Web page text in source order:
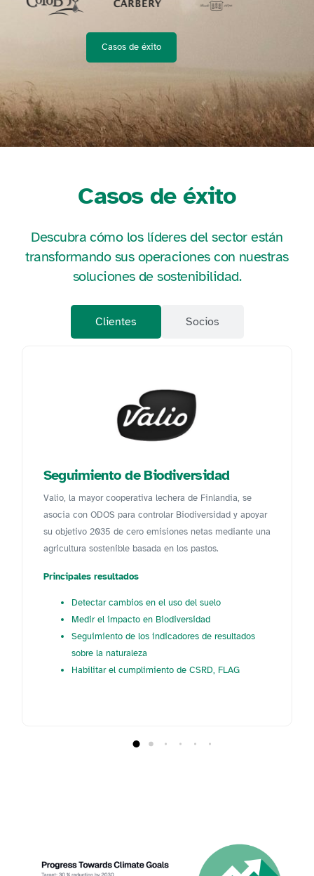
Casos de éxito
Casos de éxito
Descubra cómo los líderes del sector están
transformando sus operaciones con nuestras
soluciones de sostenibilidad.
Clientes Socios
Seguimiento de Biodiversidad
Valio, la mayor cooperativa lechera de Finlandia, se
asocia con ODOS para controlar Biodiversidad y apoyar
su objetivo 2035 de cero emisiones netas mediante una
agricultura sostenible basada en los pastos.
Principales resultados
Detectar cambios en el uso del suelo
Medir el impacto en Biodiversidad
Seguimiento de los indicadores de resultados
sobre la naturaleza
Habilitar el cumplimiento de CSRD, FLAG